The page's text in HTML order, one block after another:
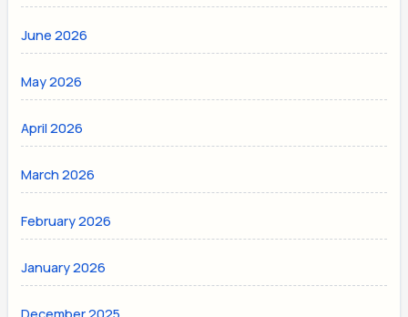
June 2026
May 2026
April 2026
March 2026
February 2026
January 2026